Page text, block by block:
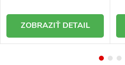
DETAIL